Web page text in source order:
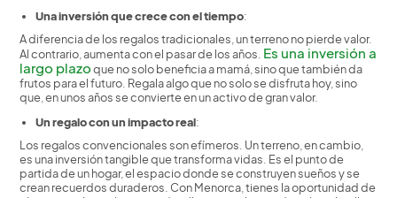
Una inversión que crece con el tiempo:
A diferencia de los regalos tradicionales, un terreno no pierde valor.
Al contrario, aumenta con el pasar de los años. Es una inversión a
largo plazoque no solo beneficia a mamá, sino que también da
frutos para el futuro. Regala algo que no solo se disfruta hoy, sino
que, en unos años se convierte en un activo de gran valor.
Un regalo con un impacto real:
Los regalos convencionales son efímeros. Un terreno, en cambio,
es una inversión tangible que transforma vidas. Es el punto de
partida de un hogar, el espacio donde se construyen sueños y se
crean recuerdos duraderos. Con Menorca, tienes la oportunidad de